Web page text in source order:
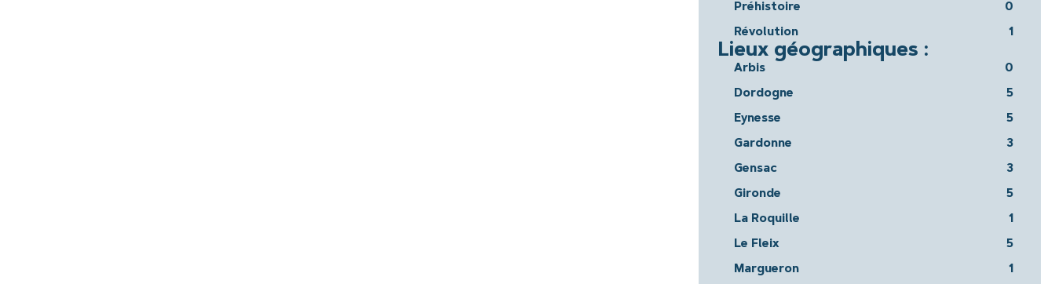
Préhistoire 0
Révolution 1
Lieux géographiques :
Arbis 0
Dordogne 5
Eynesse 5
Gardonne 3
Gensac 3
Gironde 5
La Roquille 1
Le Fleix 5
Margueron 1